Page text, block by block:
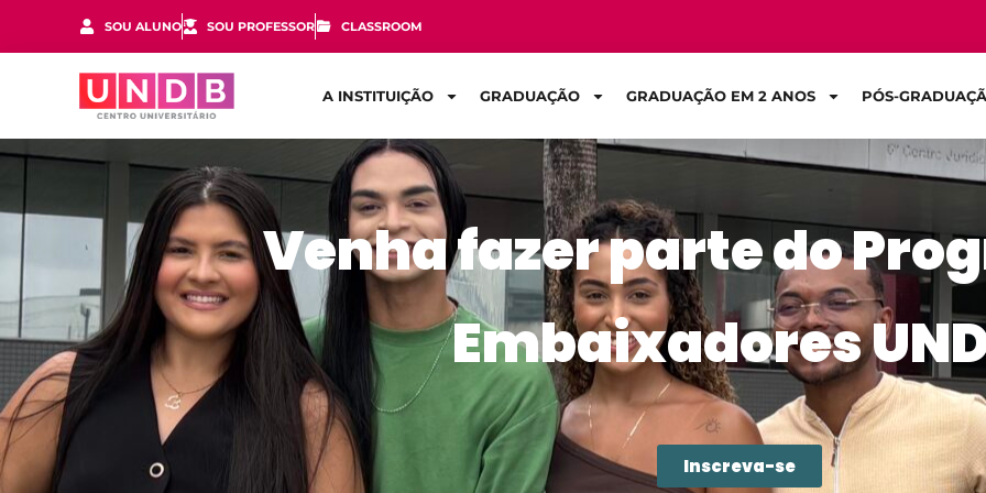
SOU ALUNO SOU PROFESSOR CLASSROOM
A INSTITUIÇÃO GRADUAÇÃO GRADUAÇÃO EM 2 ANOS PÓS-
Venha fazer parte do
Embaixadores
Inscreva-se
Sign in